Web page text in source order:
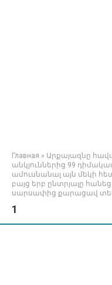
Главная » Արքայազնը
անկյուններից 99
ամուսնանալ այն մեկի
բայց երբ ընտրյալը
սարսափից քարացավ
1